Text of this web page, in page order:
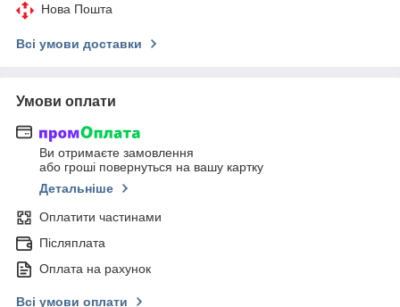
Нова Пошта
Всі умови доставки
Умови оплати
Ви отримаєте замовлення
або гроші повернуться на вашу картку
Детальніше
Оплатити частинами
Післяплата
Оплата на рахунок
Всі умови оплати